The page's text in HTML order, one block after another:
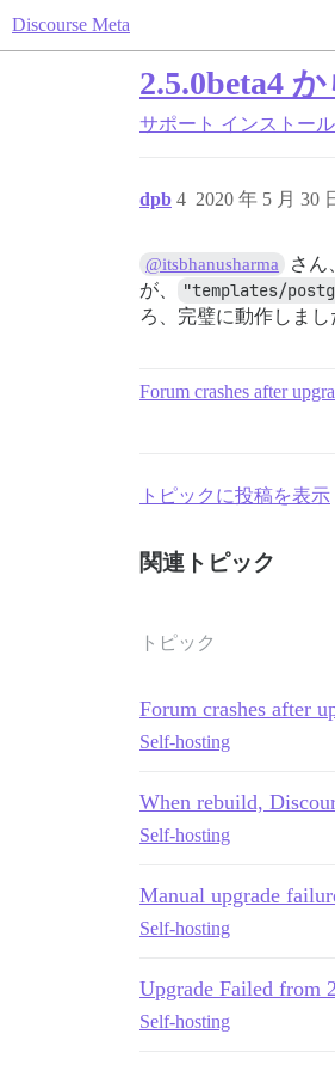
Discourse Meta
2.5.0beta4
サポート インストール
dpb 2020 年 5 月 30
4
@itsbhanusharma さん
が、
"templates/
ろ、完璧に動作しま
Forum crashes after
トピックに投稿を表示
関連トピック
トピック
Forum crashes after
Self-hosting
When rebuild,
Self-hosting
Manual upgrade
Self-hosting
Upgrade Failed from
Self-hosting